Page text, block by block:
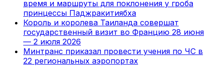
время и маршруты для поклонения у гроба
принцессы Паджракитиябха
Король и королева Таиланда совершат
государственный визит во Францию 28 июня
— 2 июля 2026
Минтранс приказал провести учения по ЧС в
22 региональных аэропортах